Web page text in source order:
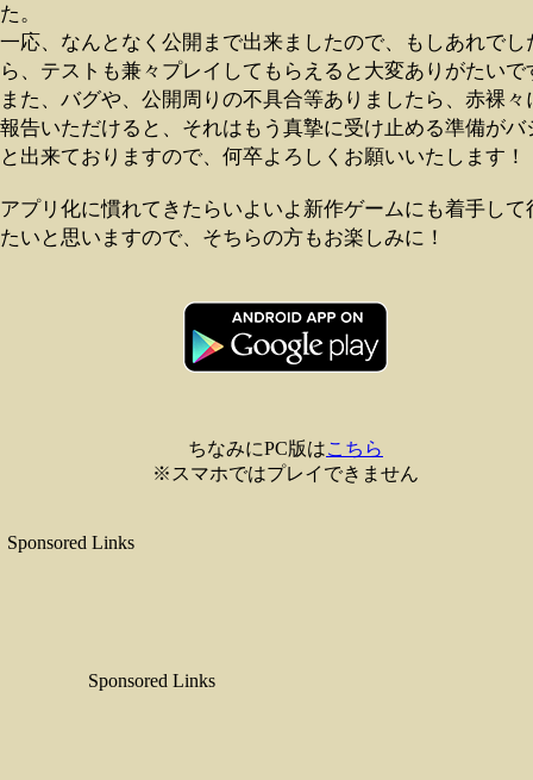
た。
一応、なんとなく公開まで出来ましたので、もしあれでし
ら、テストも兼々プレイしてもらえると大変ありがたいで
また、バグや、公開周りの不具合等ありましたら、赤裸々
報告いただけると、それはもう真摯に受け止める準備がバ
と出来ておりますので、何卒よろしくお願いいたします！
アプリ化に慣れてきたらいよいよ新作ゲームにも着手して
たいと思いますので、そちらの方もお楽しみに！
ちなみにPC版はこちら
※スマホではプレイできません
Sponsored Links
Sponsored Links